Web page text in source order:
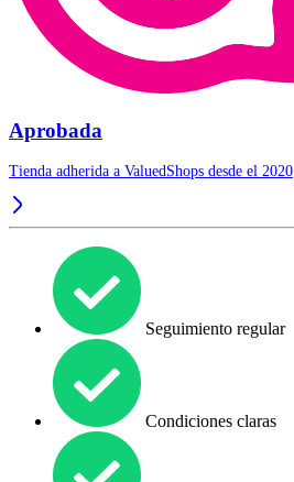
Aprobada
Tienda adherida a ValuedShops desde el 2020
Seguimiento regular
Condiciones claras